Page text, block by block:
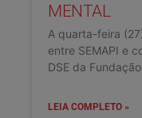
MENTAL
A quarta-feira
entre SEMAPI e
DSE da
LEIA COMPLETO »